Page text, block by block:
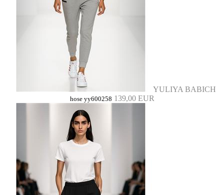
YULIYA BABICH
hose yy600258 139,00 EUR